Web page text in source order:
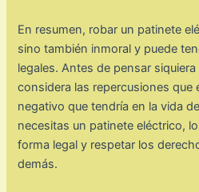
En resumen, robar un patinete
sino también inmoral y puede
legales. Antes de pensar
considera las repercusiones que
negativo que tendría en la vida
necesitas un patinete eléctrico,
forma legal y respetar los
demás.